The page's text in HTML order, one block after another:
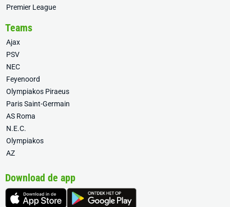
Premier League
Teams
Ajax
PSV
NEC
Feyenoord
Olympiakos Piraeus
Paris Saint-Germain
AS Roma
N.E.C.
Olympiakos
AZ
Download de app